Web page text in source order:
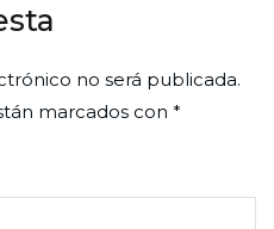
no será publicada.
marcados con *